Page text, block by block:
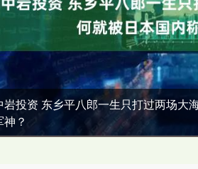
岩投资 东乡平八郎一生只打过两场大
神？